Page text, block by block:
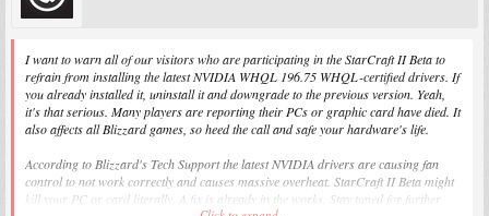
I want to warn all of our visitors who are participating in the StarCraft II Beta to
refrain from installing the latest NVIDIA WHQL 196.75 WHQL-certified drivers. If
you already installed it, uninstall it and downgrade to the previous version. Yeah,
it's that serious. Many players are reporting their PCs or graphic card have died. It
also affects all Blizzard games, so heed the call and safe your hardware's life.
According to Blizzard's Tech Support the latest NVIDIA drivers are causing fan
control to not work correctly and causes massive overheat. StarCraft II Beta might
kill your PC or card literally. A fix is already in the works. Stay tuned for further